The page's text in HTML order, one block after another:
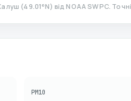
(49.01°N) від NOAA SWPC.
PM10